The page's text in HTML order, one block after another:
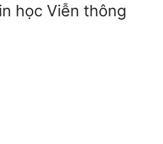
học Viễn thông